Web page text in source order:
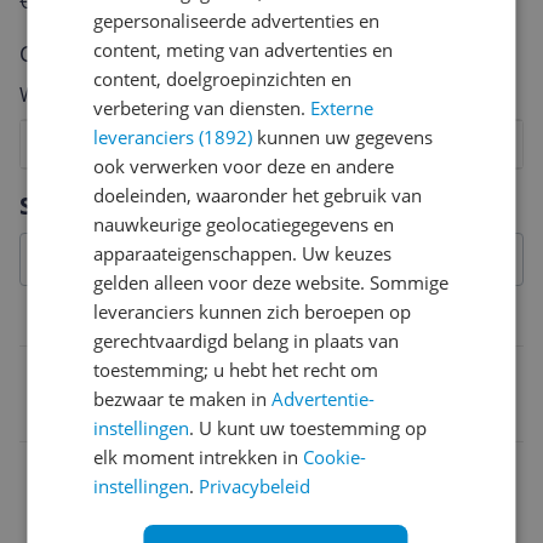
Specificaties
Belangrijkste kenmerken
4903585340133
Cijfer
Welk cijfer geef jij dit product?
8
7
6
5
4
3
2
Vraag 1 van 4
gepersonaliseerde advertenties en
content, meting van advertenties en
content, doelgroepinzichten en
verbetering van diensten. Externe
leveranciers (1892) kunnen uw gegevens
ook verwerken voor deze en andere
doeleinden, waaronder het gebruik van
nauwkeurige geolocatiegegevens en
apparaateigenschappen. Uw keuzes
gelden alleen voor deze website. Sommige
leveranciers kunnen zich beroepen op
gerechtvaardigd belang in plaats van
toestemming; u hebt het recht om
bezwaar te maken inAdvertentie-
instellingen. U kunt uw toestemming op
elk moment intrekken in Cookie-
instellingen. Privacybeleid